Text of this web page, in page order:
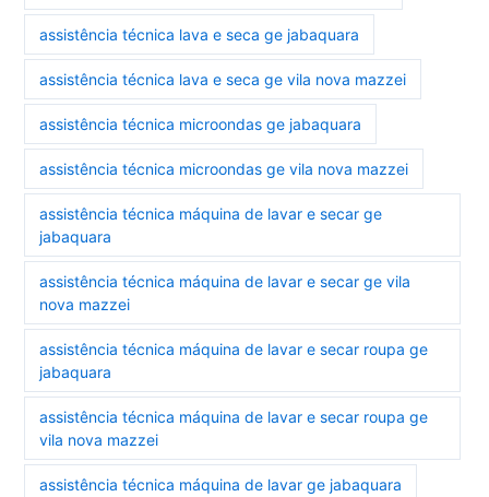
assistência técnica lava e seca ge jabaquara
assistência técnica lava e seca ge vila nova mazzei
assistência técnica microondas ge jabaquara
assistência técnica microondas ge vila nova mazzei
assistência técnica máquina de lavar e secar ge
jabaquara
assistência técnica máquina de lavar e secar ge vila
nova mazzei
assistência técnica máquina de lavar e secar roupa ge
jabaquara
assistência técnica máquina de lavar e secar roupa ge
vila nova mazzei
assistência técnica máquina de lavar ge jabaquara